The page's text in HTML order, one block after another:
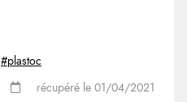
#plastoc
récupéré le 01/04/2021